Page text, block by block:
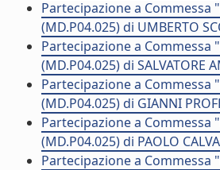
Partecipazione a
(MD.P04.025) di UMBERTO
Partecipazione a
(MD.P04.025) di SALVATORE
Partecipazione a
(MD.P04.025) di GIANNI
Partecipazione a
(MD.P04.025) di PAOLO
Partecipazione a